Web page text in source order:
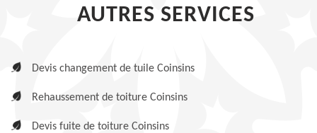
AUTRES SERVICES
Devis changement de tuile Coinsins
Rehaussement de toiture Coinsins
Devis fuite de toiture Coinsins